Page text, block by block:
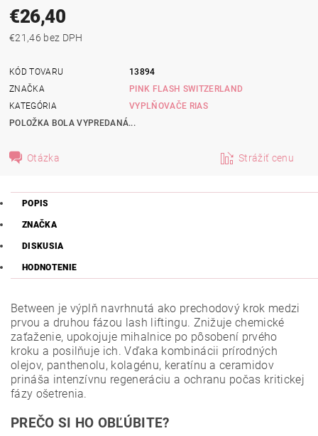
€26,40
€21,46 bez DPH
KÓD TOVARU
13894
ZNAČKA
PINK FLASH SWITZERLAND
KATEGÓRIA
VYPLŇOVAČE RIAS
POLOŽKA BOLA VYPREDANÁ...
Otázka Strážiť cenu
POPIS
ZNAČKA
DISKUSIA
HODNOTENIE
Between je výplň navrhnutá ako prechodový krok medzi
prvou a druhou fázou lash liftingu. Znižuje chemické
zaťaženie, upokojuje mihalnice po pôsobení prvého
kroku a posilňuje ich. Vďaka kombinácii prírodných
olejov, panthenolu, kolagénu, keratínu a ceramidov
prináša intenzívnu regeneráciu a ochranu počas kritickej
fázy ošetrenia.
PREČO SI HO OBĽÚBITE?